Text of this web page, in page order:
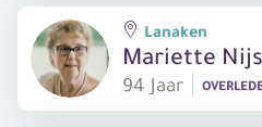
Mariette Nijs
94 Jaar
Lanaken